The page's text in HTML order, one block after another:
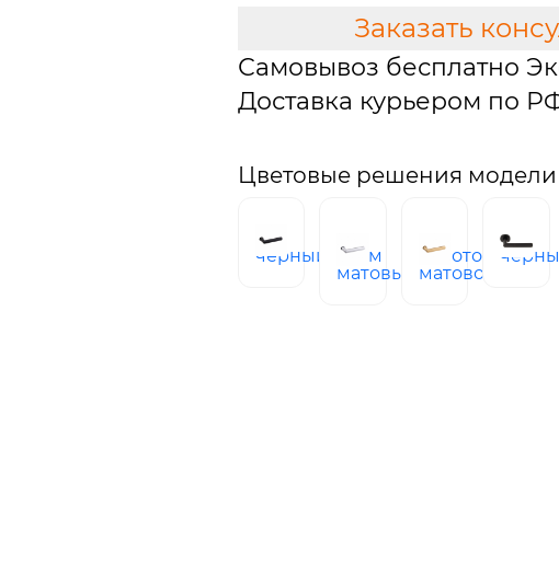
Заказать
Самовывоз бесплатно
Доставка курьером по
Цветовые решения модели
черный
хром
матовый
Золото
матовое